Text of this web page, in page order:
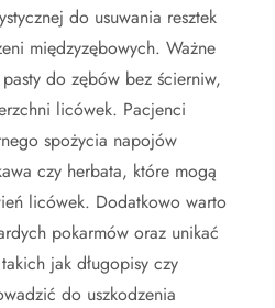
do usuwania resztek
międzyzębowych. Ważne
do zębów bez ścierniw,
licówek. Pacjenci
spożycia napojów
czy herbata, które mogą
licówek. Dodatkowo warto
pokarmów oraz unikać
jak długopisy czy
do uszkodzenia